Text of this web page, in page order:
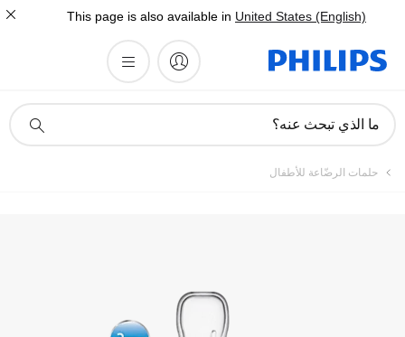
This page is also available in United States (English)
دعم
ما الذي تبحث عنه؟
حلمات الرضّاعة للأطفال